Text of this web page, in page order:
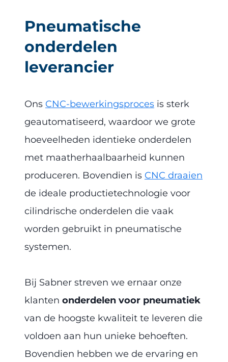
Pneumatische
onderdelen
leverancier
Ons CNC-bewerkingsproces is sterk
geautomatiseerd, waardoor we grote
hoeveelheden identieke onderdelen
met maatherhaalbaarheid kunnen
produceren. Bovendien is CNC draaien
de ideale productietechnologie voor
cilindrische onderdelen die vaak
worden gebruikt in pneumatische
systemen.
Bij Sabner streven we ernaar onze
klanten onderdelen voor pneumatiek
van de hoogste kwaliteit te leveren die
voldoen aan hun unieke behoeften.
Bovendien hebben we de ervaring en